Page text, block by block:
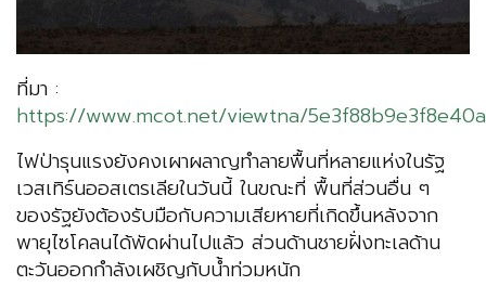
ที่มา :
https://www.mcot.net/viewtna/
ไฟป่ารุนแรงยังคงเผาผลาญทำลายพื้นที่หลายแห่งในรัฐ
เวสเทิร์นออสเตรเลียในวันนี้ ในขณะที่ พื้นที่ส่วนอื่น ๆ
ของรัฐยังต้องรับมือกับความเสียหายที่เกิดขึ้นหลังจาก
พายุไซโคลนได้พัดผ่านไปแล้ว ส่วนด้านชายฝั่งทะเลด้าน
ตะวันออกกำลังเผชิญกับน้ำท่วมหนัก